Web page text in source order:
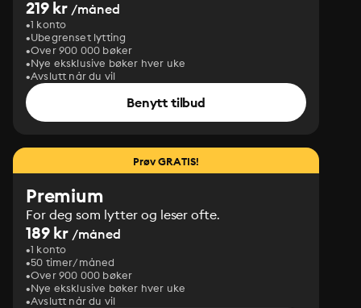
219 kr /måned
1 konto
Ubegrenset lytting
Over 900 000 bøker
Nye eksklusive bøker hver uke
Avslutt når du vil
Benytt tilbud
Prøv GRATIS!
Premium
For deg som lytter og leser ofte.
189 kr /måned
1 konto
50 timer/måned
Over 900 000 bøker
Nye eksklusive bøker hver uke
Avslutt når du vil